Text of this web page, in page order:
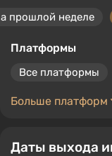
прошлой неделе
Платформы
Все платформы
Больше платформ
Даты выхода